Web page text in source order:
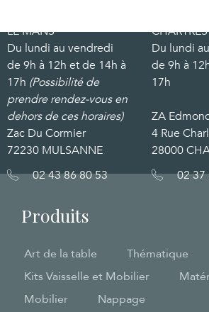
Produits
Art de la table
Thématique
Kits Vaisselle et Mobilier
Mobilier
Nappage
LE MANS
Du lundi au vendredi
de 9h à 12h et de 14h à
17h (Possibilité de
prendre rendez-vous en
dehors de ces horaires)
Zac Du Cormier
72230 MULSANNE
02 43 86 80 53
CHARTRES
Du lundi
de 9h à
17h
ZA
4 Rue
28000
02 37